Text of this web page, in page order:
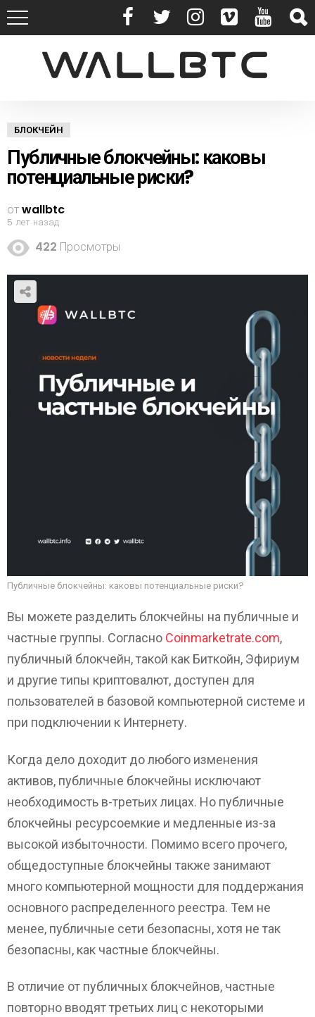
БЛОКЧЕЙН
Публичные блокчейны: каковы
потенциальные риски?
отwallbtc
5 лет назад
422 Просмотры
Публичные блокчейны: каковы потенциальные риски?
Вы можете разделить блокчейны на публичные и
частные группы. Согласно Coinmarketrate.com,
публичный блокчейн, такой как Биткойн, Эфириум
и другие типы криптовалют, доступен для
пользователей в базовой компьютерной системе и
при подключении к Интернету.
Когда дело доходит до любого изменения
активов, публичные блокчейны исключают
необходимость в-третьих лицах. Но публичные
блокчейны ресурсоемкие и медленные из-за
высокой избыточности. Помимо всего прочего,
общедоступные блокчейны также занимают
много компьютерной мощности для поддержания
основного распределенного реестра. Тем не
менее, публичные сети безопасны, хотя не так
безопасны, как частные блокчейны.
В отличие от публичных блокчейнов, частные
повторно вводят третьих лиц с некоторыми